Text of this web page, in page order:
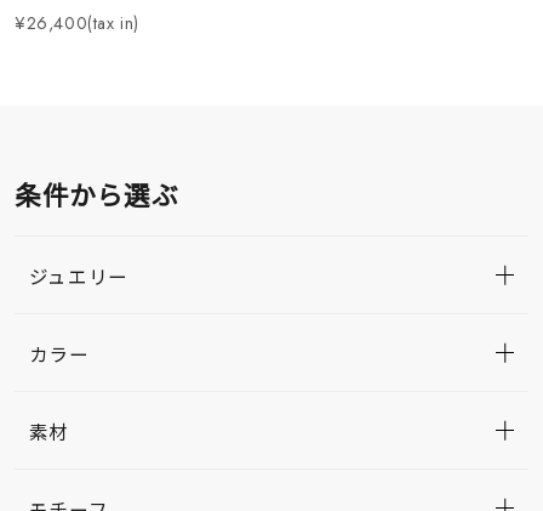
¥26,400(tax in)
条件から選ぶ
ジュエリー
カラー
素材